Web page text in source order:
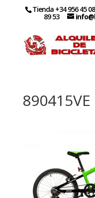
Tienda +34 956 45
89 53
890415VE